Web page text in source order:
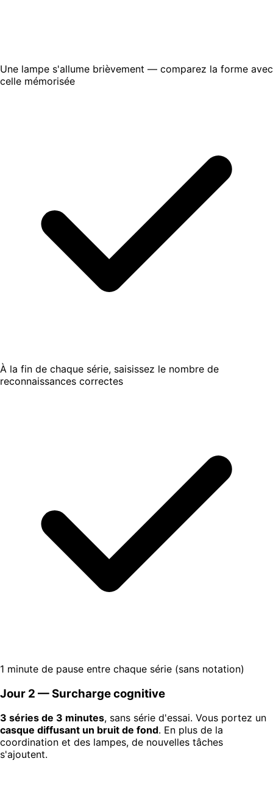
Une lampe s'allume brièvement — comparez la forme avec
celle mémorisée
À la fin de chaque série, saisissez le nombre de
reconnaissances correctes
1 minute de pause entre chaque série (sans notation)
Jour 2 — Surcharge cognitive
3 séries de 3 minutes, sans série d'essai. Vous portez un
casque diffusant un bruit de fond. En plus de la
coordination et des lampes, de nouvelles tâches
s'ajoutent.